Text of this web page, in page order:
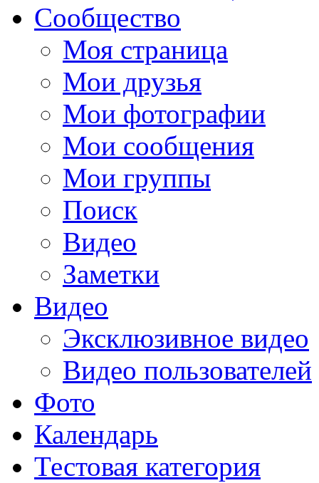
Сообщество
Моя страница
Мои друзья
Мои фотографии
Мои сообщения
Мои группы
Поиск
Видео
Заметки
Видео
Эксклюзивное видео
Видео пользователей
Фото
Календарь
Тестовая категория